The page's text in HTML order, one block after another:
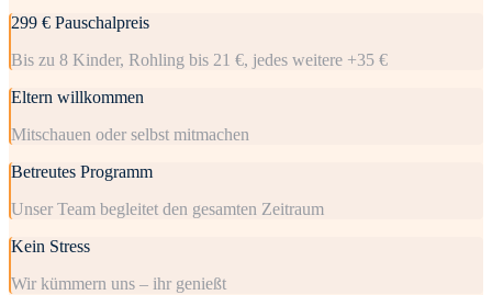
299 € Pauschalpreis
Bis zu 8 Kinder, Rohling bis 21 €, jedes weitere +35 €
Eltern willkommen
Mitschauen oder selbst mitmachen
Betreutes Programm
Unser Team begleitet den gesamten Zeitraum
Kein Stress
Wir kümmern uns – ihr genießt